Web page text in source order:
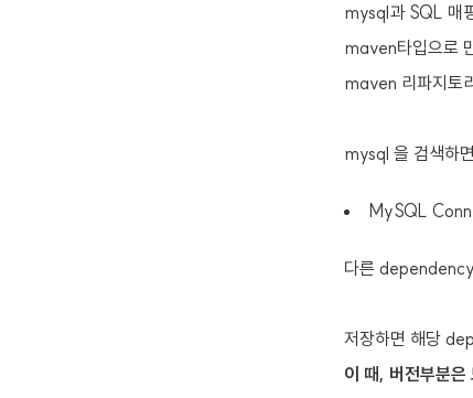
mysql과 SQL 매
maven타입으로
maven 리파지토
mysql 을 검색하
MySQL
다른
저장하면 해당
이 때, 버전부분은